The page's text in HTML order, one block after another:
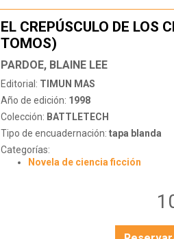
EL CREPÚSCULO DE LOS
TOMOS)
PARDOE, BLAINE LEE
Editorial: TIMUN MAS
Año de edición: 1998
Colección: BATTLETECH
Tipo de encuadernación: tapa blanda
Categorías:
Novela de ciencia ficción